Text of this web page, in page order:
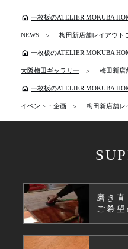
home 一枚板のATELIER MOKUBA
NEWS 梅田新店舗レイアウト
home 一枚板のATELIER MOKUBA
大阪梅田ギャラリー 梅田新店
home 一枚板のATELIER MOKUBA
イベント・企画 梅田新店舗レ
磨き直
ご希